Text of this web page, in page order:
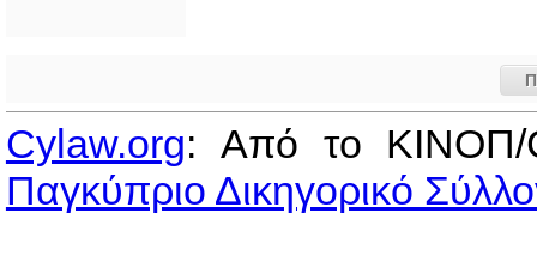
Cylaw.org: Από το
Παγκύπριο Δικηγορικό